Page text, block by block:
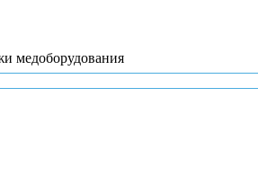
медоборудования